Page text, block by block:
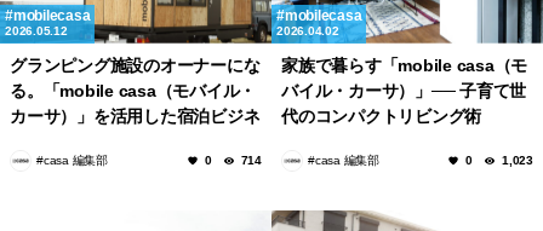
mobilecasa
2026.05.12
グランピング施設のオーナーにな
る。「mobile casa（モバイル・
カーサ）」を活用した宿泊ビジネ
#casa 編集部 0 714
mobilecasa
2026.04.02
家族で暮らす「mobile casa（モ
バイル・カーサ）」── 子育て世
代のコンパクトリビング術
#casa 編集部 0 1,023